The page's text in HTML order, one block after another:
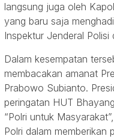
langsung juga oleh
yang baru saja
Inspektur Jenderal Polisi
Dalam kesempatan
membacakan amanat
Prabowo Subianto.
peringatan HUT
“Polri untuk
Polri dalam memberikan